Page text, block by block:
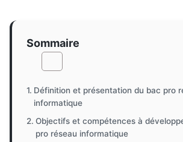
Sommaire
Définition et présentation du bac pro
informatique
Objectifs et compétences à
pro réseau informatique